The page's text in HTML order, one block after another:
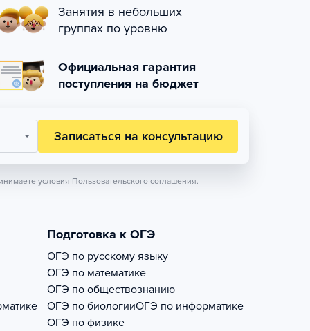
Занятия в небольших
группах по уровню
Официальная гарантия
поступления на бюджет
Записаться на консультацию
условия Пользовательского соглашения.
Подготовка к ОГЭ
ОГЭ по русскому языку
ОГЭ по математике
ОГЭ по обществознанию
ОГЭ по биологииОГЭ по информатике
ОГЭ по физике